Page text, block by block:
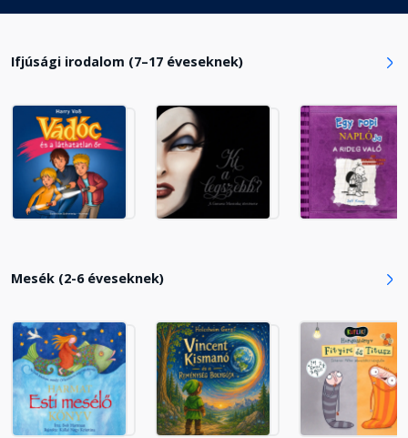
17. rész
Fejezet hossza: 00:18:14
18. rész
Fejezet hossza: 00:13:49
Fejezet hossza: 00:20:06
20. rész
Fejezet hossza: 00:17:10
21. rész
Ifjúsági irodalom (7–17 éveseknek)
Mesék (2-6 éveseknek)